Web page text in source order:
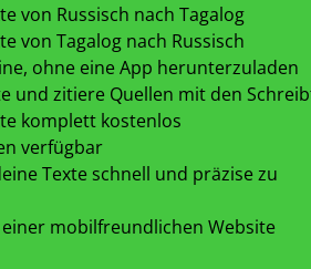
von Russisch nach Tagalog
von Tagalog nach Russisch
ohne eine App herunterzuladen
und zitiere Quellen mit den
komplett kostenlos
verfügbar
Texte schnell und präzise zu
mobilfreundlichen Website